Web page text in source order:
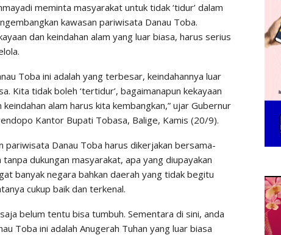
meminta masyarakat untuk tidak ‘tidur’ dalam
kawasan pariwisata Danau Toba.
dan keindahan alam yang luar biasa, harus serius
Toba ini adalah yang terbesar, keindahannya luar
Kita tidak boleh ‘tertidur’, bagaimanapun kekayaan
keindahan alam harus kita kembangkan,” ujar Gubernur
Kantor Bupati Tobasa, Balige, Kamis (20/9).
pariwisata Danau Toba harus dikerjakan bersama-
dukungan masyarakat, apa yang diupayakan
banyak negara bahkan daerah yang tidak begitu
cukup baik dan terkenal.
belum tentu bisa tumbuh. Sementara di sini, anda
Toba ini adalah Anugerah Tuhan yang luar biasa